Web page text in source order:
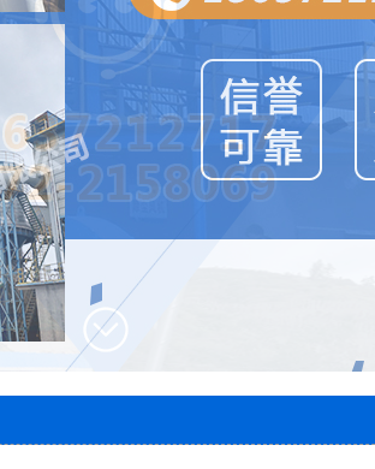
石灰窑电子称量设备
智能料位计
智能主令控制器
2 3